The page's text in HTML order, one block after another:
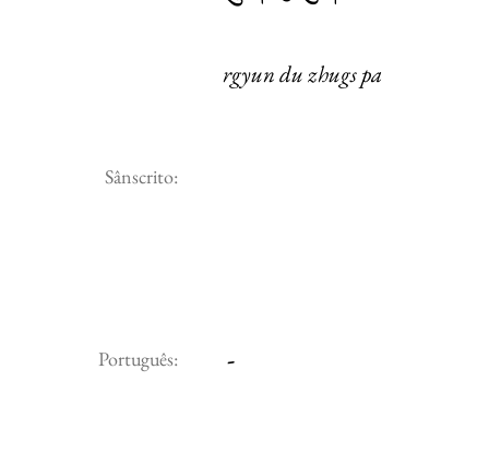
rgyun du zhugs pa
Sânscrito:
Português: -